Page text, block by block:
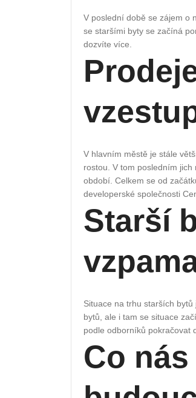
V poslední době se zájem o
se staršími byty se začíná
dozvíte více.
V hlavním městě je stále
rostou. V tom posledním
období. Celkem se od
developerské společnosti
Starší
Situace na trhu starších
bytů, ale i tam se situace
podle odborníků pokračovat
Co